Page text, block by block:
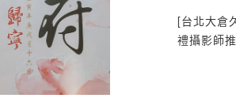
[台北大倉
禮攝影師